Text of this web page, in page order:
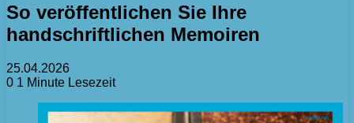
So veröffentlichen Sie Ihre
handschriftlichen Memoiren
25.04.2026
0 1 Minute Lesezeit